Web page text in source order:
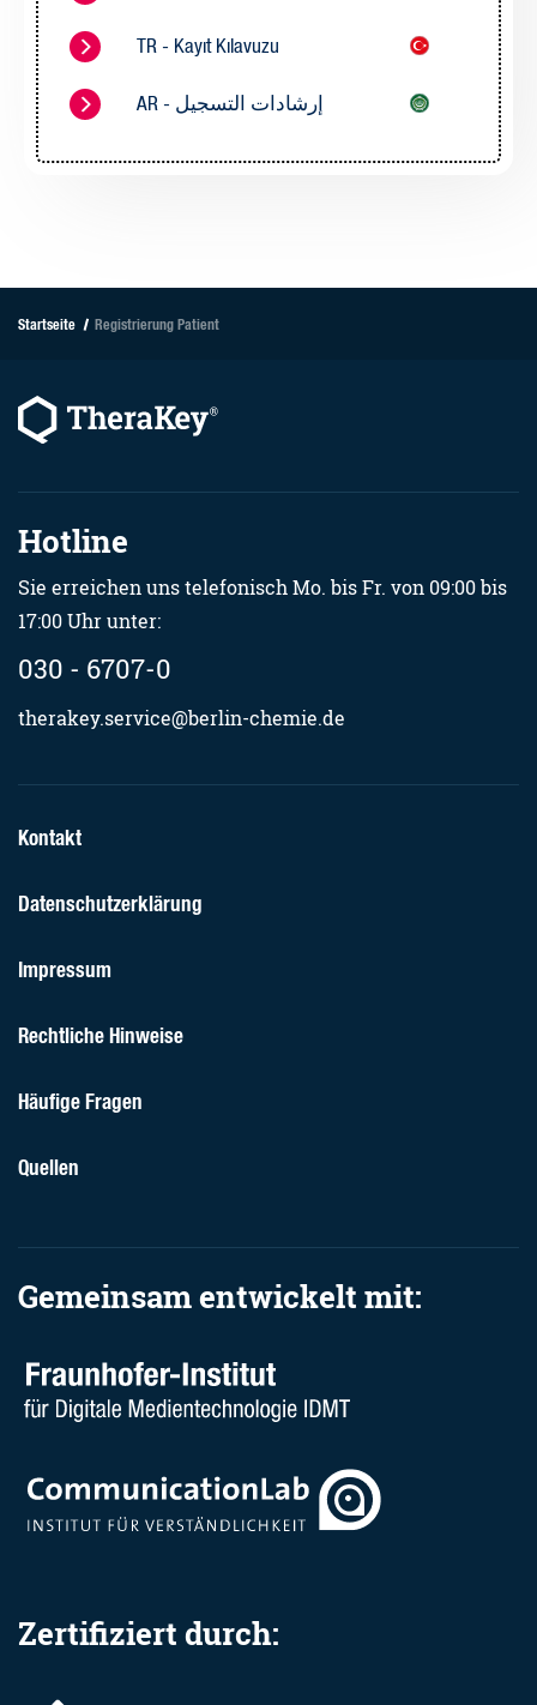
TR - Kayıt Kılavuzu
AR - إرشادات التسجيل
Startseite Registrierung Patient
Hotline
Sie erreichen uns telefonisch Mo. bis Fr. von 09:00 bis
17:00 Uhr unter:
030 - 6707-0
therakey.service@berlin-chemie.de
Kontakt
Datenschutzerklärung
Impressum
Rechtliche Hinweise
Häufige Fragen
Quellen
Gemeinsam entwickelt mit:
Zertifiziert durch: